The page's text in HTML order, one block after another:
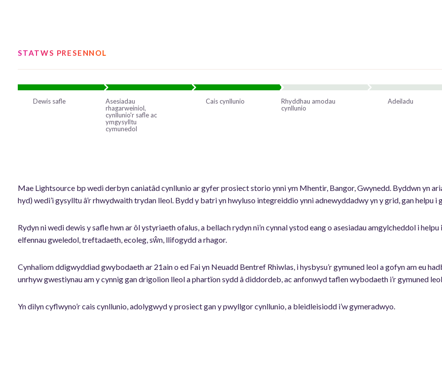
STATWS PRESENNOL
Dewis safle
Asesiadau
rhagarweiniol,
cynllunio'r safle ac
ymgysylltu
cymunedol
Cais cynllunio
Rhyddhau amodau
cynllunio
Adeiladu
Mae Lightsource bp wedi derbyn caniatâd cynllunio ar gyfer prosiect storio ynni ym Mhentir, Bangor, Gwynedd. Byddwn yn
hyd) wedi’i gysylltu â’r rhwydwaith trydan lleol. Bydd y batri yn hwyluso integreiddio ynni adnewyddadwy yn y grid, gan
Rydyn ni wedi dewis y safle hwn ar ôl ystyriaeth ofalus, a bellach rydyn ni’n cynnal ystod eang o asesiadau amgylcheddol i
elfennau gweledol, treftadaeth, ecoleg, sŵn, llifogydd a rhagor.
Cynhaliom ddigwyddiad gwybodaeth ar 21ain o ed Fai yn Neuadd Bentref Rhiwlas, i hysbysu’r gymuned leol a gofyn am eu
unrhyw gwestiynau am y cynnig gan drigolion lleol a phartïon sydd â diddordeb, ac anfonwyd taflen wybodaeth i’r gymuned
Yn dilyn cyflwyno’r cais cynllunio, adolygwyd y prosiect gan y pwyllgor cynllunio, a bleidleisiodd i’w gymeradwyo.